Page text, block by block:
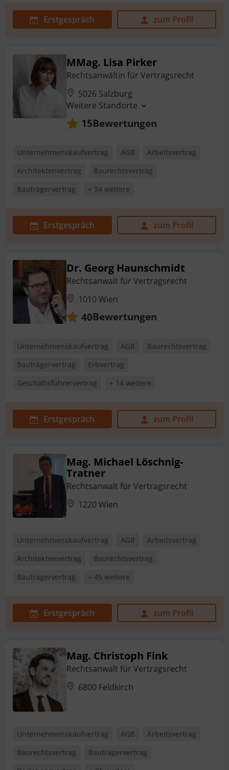
Erstgespräch zum Profil
MMag. Lisa Pirker
Rechtsanwältin für Vertragsrecht
5026 Salzburg
Weitere Standorte
15Bewertungen
Unternehmenskaufvertrag AGB
Arbeitsvertrag
Architektenvertrag
Baurechtsvertrag
Bauträgervertrag
+ 34 weitere
Erstgespräch zum Profil
Dr. Georg Haunschmidt
Rechtsanwalt für Vertragsrecht
1010 Wien
40Bewertungen
Unternehmenskaufvertrag AGB
Baurechtsvertrag
Bauträgervertrag
Erbvertrag
Geschäftsführervertrag
+ 14 weitere
Erstgespräch zum Profil
Mag. Michael Löschnig-
Tratner
Rechtsanwalt für Vertragsrecht
1220 Wien
Unternehmenskaufvertrag AGB
Arbeitsvertrag
Architektenvertrag
Baurechtsvertrag
Bauträgervertrag
+ 45 weitere
Erstgespräch zum Profil
Mag. Christoph Fink
Rechtsanwalt für Vertragsrecht
6800 Feldkirch
Unternehmenskaufvertrag AGB
Arbeitsvertrag
Baurechtsvertrag
Bauträgervertrag